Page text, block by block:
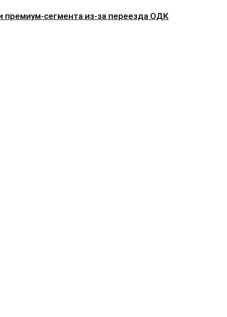
премиум-сегмента из-за переезда ОДК